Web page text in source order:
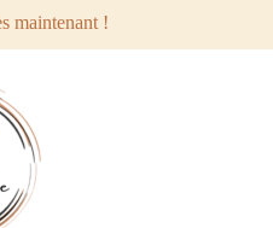
maintenant !